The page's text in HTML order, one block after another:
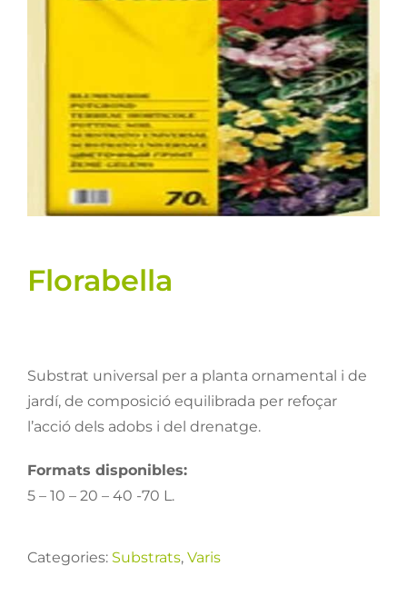
Fitxes de producte
Cultius
Florabella
Substrat universal per a planta ornamental i de
jardí, de composició equilibrada per refoçar
l’acció dels adobs i del drenatge.
Formats disponibles:
5 – 10 – 20 – 40 -70 L.
Categories: Substrats, Varis